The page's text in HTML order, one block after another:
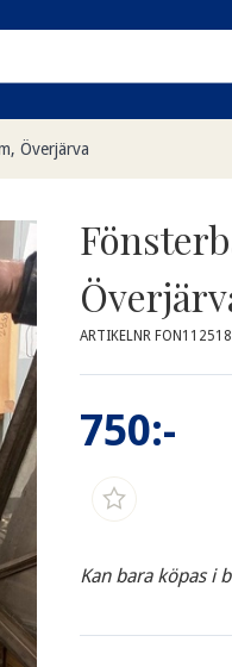
Överjärva
ARTIKELNR FON112518
750:-
Kan bara köpas i